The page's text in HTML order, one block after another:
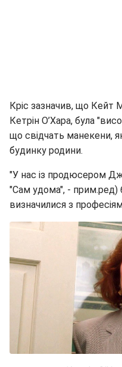
Кріс зазначив, що Кейт
Кетрін О’Хара, була
що свідчать манекени,
будинку родини.
"У нас із продюсером
"Сам удома", - прим.ред)
визначилися з